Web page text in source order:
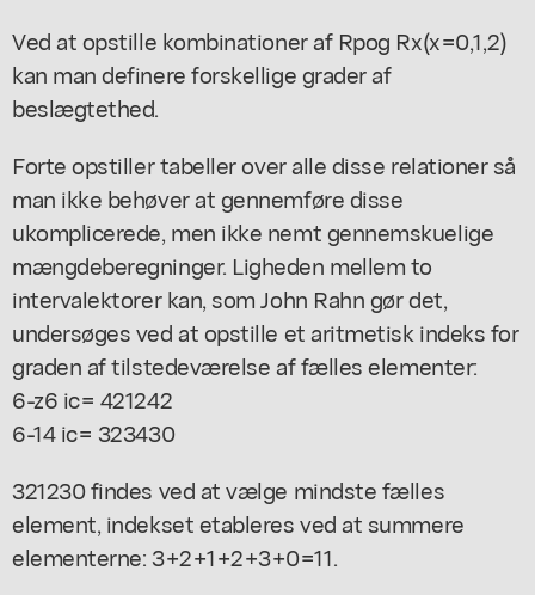
Ved at opstille kombinationer af Rpog Rx(x=0,1,2)
kan man definere forskellige grader af
beslægtethed.
Forte opstiller tabeller over alle disse relationer så
man ikke behøver at gennemføre disse
ukomplicerede, men ikke nemt gennemskuelige
mængdeberegninger. Ligheden mellem to
intervalektorer kan, som John Rahn gør det,
undersøges ved at opstille et aritmetisk indeks for
graden af tilstedeværelse af fælles elementer:
6-z6 ic= 421242
6-14 ic= 323430
321230 findes ved at vælge mindste fælles
element, indekset etableres ved at summere
elementerne: 3+2+1+2+3+0=11.